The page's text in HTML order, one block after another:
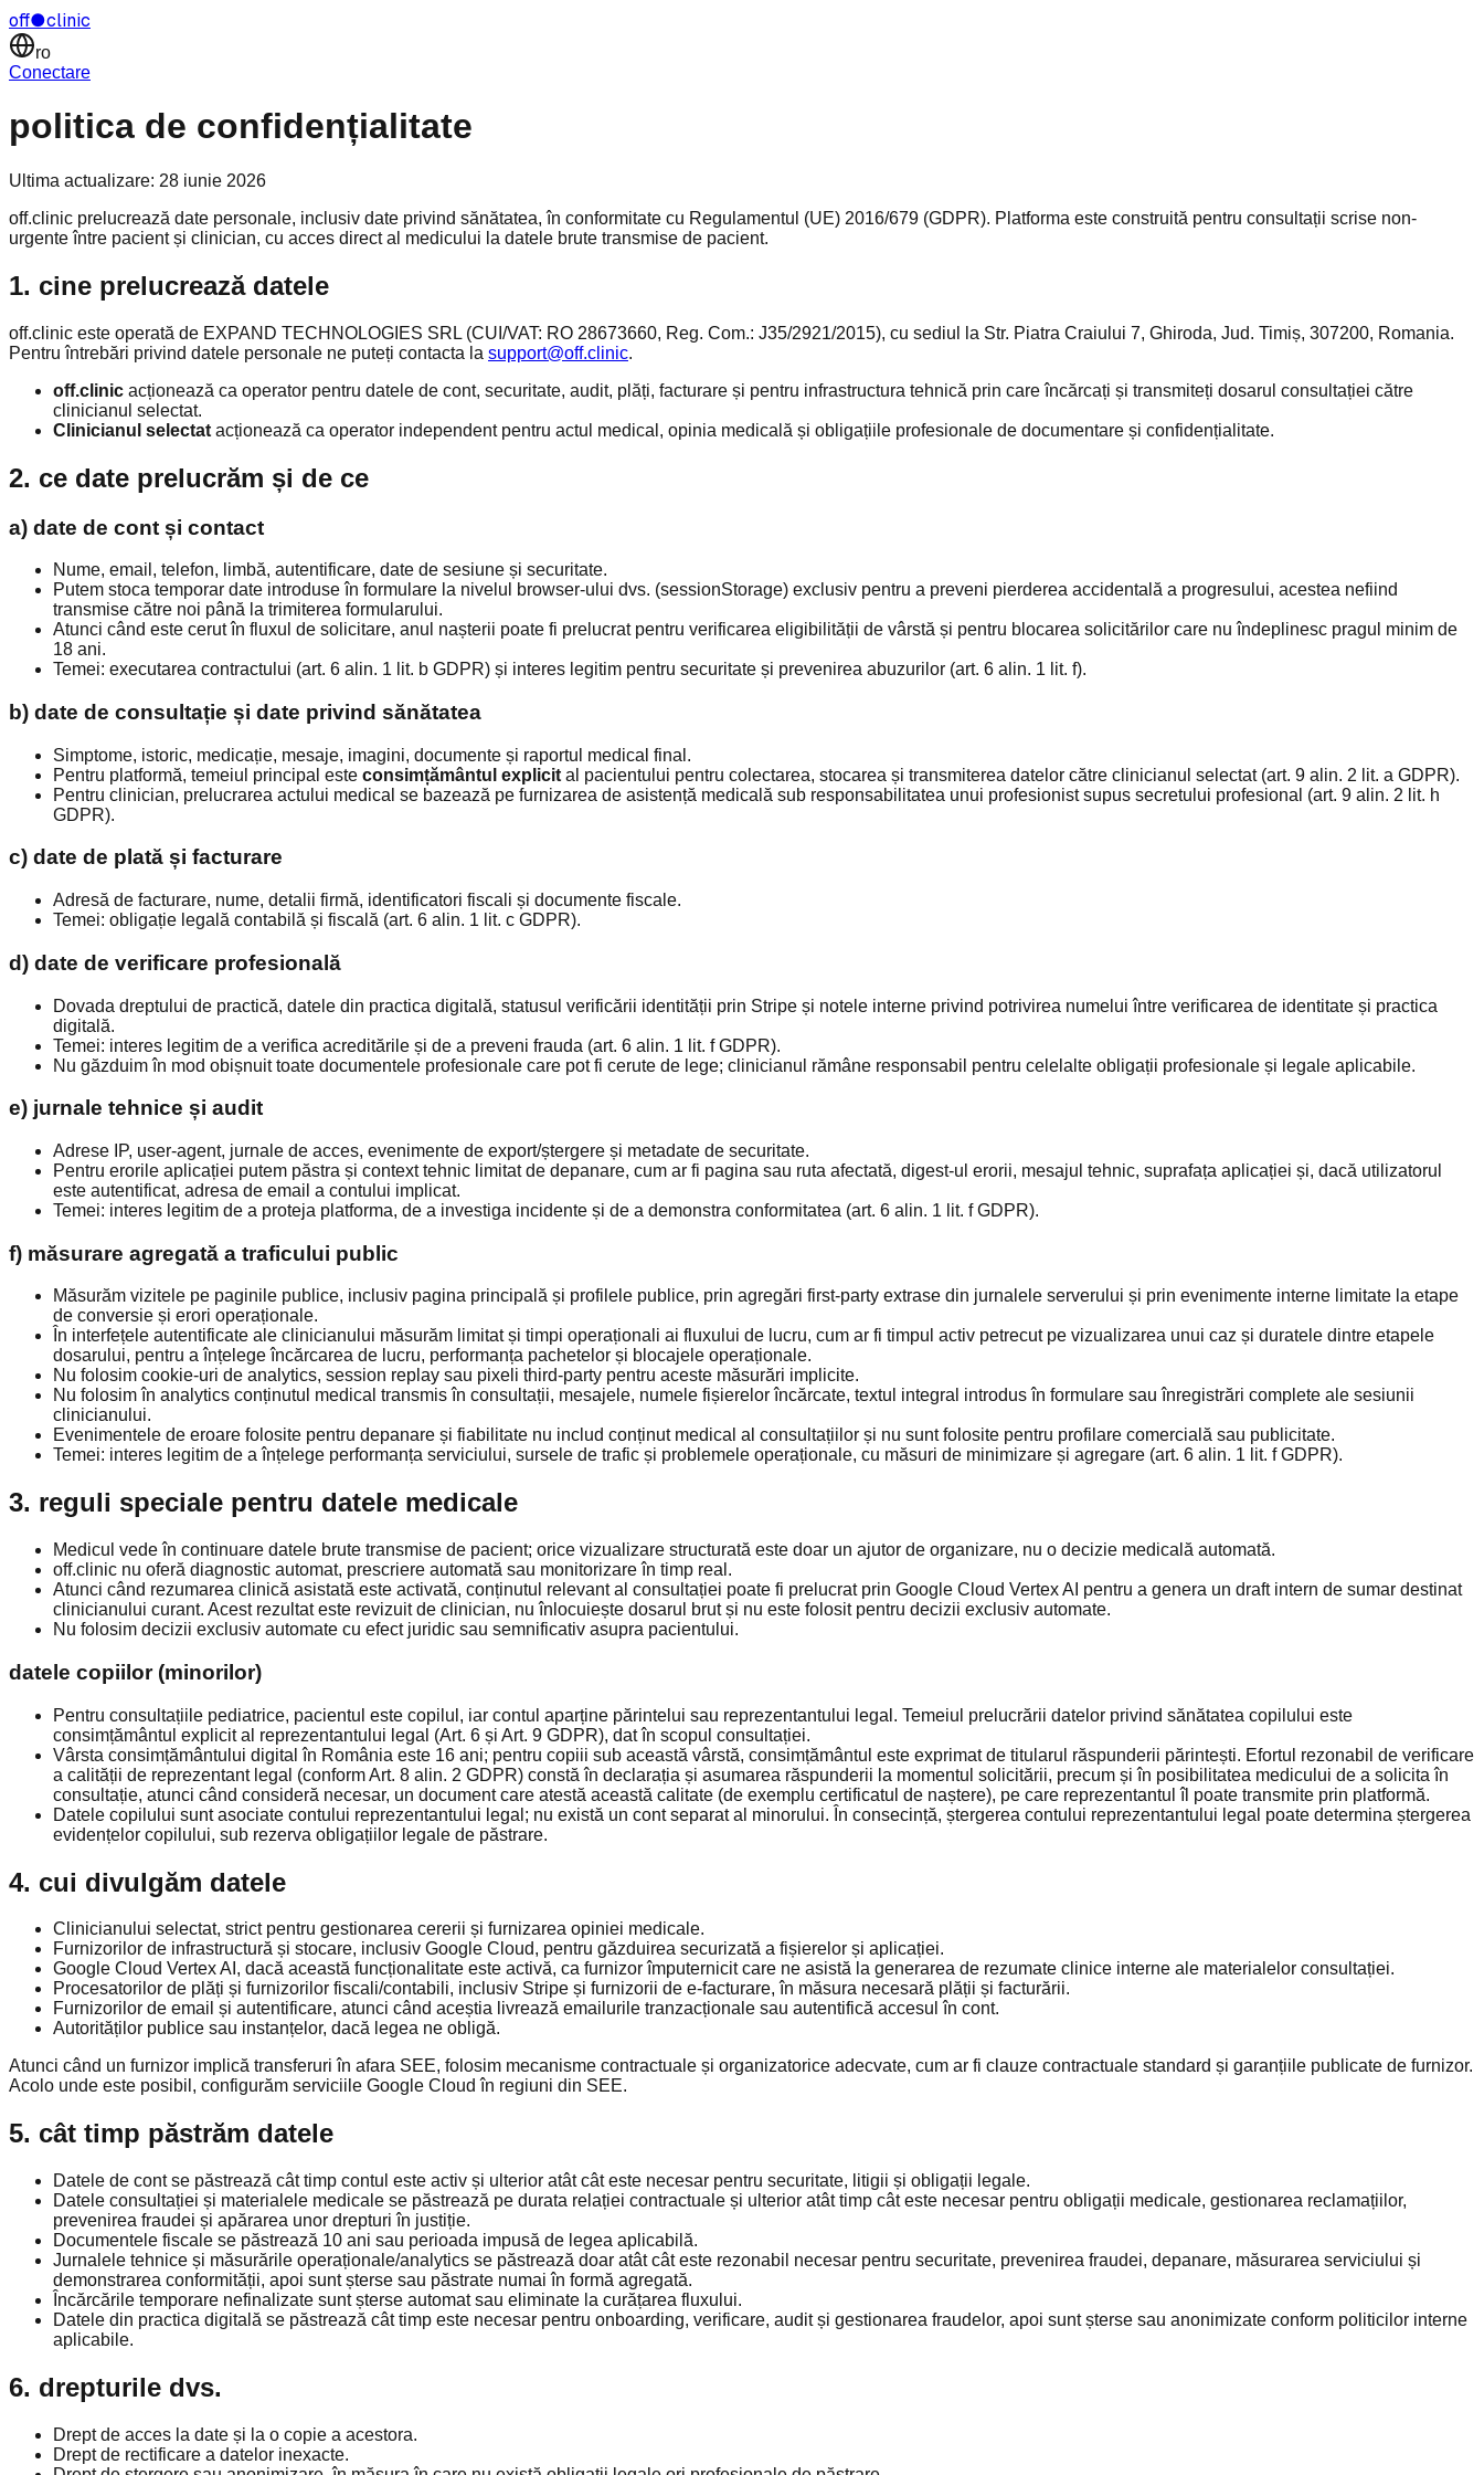
off●clinic
ro
Conectare
politica de confidențialitate
Ultima actualizare: 28 iunie 2026
off.clinic prelucrează date personale, inclusiv date privind sănătatea, în conformitate cu Regulamentul (UE) 2016/679 (GDPR). Platforma este construită pentru consultații scrise non-
urgente între pacient și clinician, cu acces direct al medicului la datele brute transmise de pacient.
1. cine prelucrează datele
off.clinic este operată de EXPAND TECHNOLOGIES SRL (CUI/VAT: RO 28673660, Reg. Com.: J35/2921/2015), cu sediul la Str. Piatra Craiului 7, Ghiroda, Jud. Timiș, 307200, Romania.
Pentru întrebări privind datele personale ne puteți contacta la support@off.clinic.
off.clinic acționează ca operator pentru datele de cont, securitate, audit, plăți, facturare și pentru infrastructura tehnică prin care încărcați și transmiteți dosarul consultației către
clinicianul selectat.
Clinicianul selectat acționează ca operator independent pentru actul medical, opinia medicală și obligațiile profesionale de documentare și confidențialitate.
2. ce date prelucrăm și de ce
a) date de cont și contact
Nume, email, telefon, limbă, autentificare, date de sesiune și securitate.
Putem stoca temporar date introduse în formulare la nivelul browser-ului dvs. (sessionStorage) exclusiv pentru a preveni pierderea accidentală a progresului, acestea nefiind
transmise către noi până la trimiterea formularului.
Atunci când este cerut în fluxul de solicitare, anul nașterii poate fi prelucrat pentru verificarea eligibilității de vârstă și pentru blocarea solicitărilor care nu îndeplinesc pragul minim de
18 ani.
Temei: executarea contractului (art. 6 alin. 1 lit. b GDPR) și interes legitim pentru securitate și prevenirea abuzurilor (art. 6 alin. 1 lit. f).
b) date de consultație și date privind sănătatea
Simptome, istoric, medicație, mesaje, imagini, documente și raportul medical final.
Pentru platformă, temeiul principal este consimțământul explicit al pacientului pentru colectarea, stocarea și transmiterea datelor către clinicianul selectat (art. 9 alin. 2 lit. a GDPR).
Pentru clinician, prelucrarea actului medical se bazează pe furnizarea de asistență medicală sub responsabilitatea unui profesionist supus secretului profesional (art. 9 alin. 2 lit. h
GDPR).
c) date de plată și facturare
Adresă de facturare, nume, detalii firmă, identificatori fiscali și documente fiscale.
Temei: obligație legală contabilă și fiscală (art. 6 alin. 1 lit. c GDPR).
d) date de verificare profesională
Dovada dreptului de practică, datele din practica digitală, statusul verificării identității prin Stripe și notele interne privind potrivirea numelui între verificarea de identitate și practica
digitală.
Temei: interes legitim de a verifica acreditările și de a preveni frauda (art. 6 alin. 1 lit. f GDPR).
Nu găzduim în mod obișnuit toate documentele profesionale care pot fi cerute de lege; clinicianul rămâne responsabil pentru celelalte obligații profesionale și legale aplicabile.
e) jurnale tehnice și audit
Adrese IP, user-agent, jurnale de acces, evenimente de export/ștergere și metadate de securitate.
Pentru erorile aplicației putem păstra și context tehnic limitat de depanare, cum ar fi pagina sau ruta afectată, digest-ul erorii, mesajul tehnic, suprafața aplicației și, dacă utilizatorul
este autentificat, adresa de email a contului implicat.
Temei: interes legitim de a proteja platforma, de a investiga incidente și de a demonstra conformitatea (art. 6 alin. 1 lit. f GDPR).
f) măsurare agregată a traficului public
Măsurăm vizitele pe paginile publice, inclusiv pagina principală și profilele publice, prin agregări first-party extrase din jurnalele serverului și prin evenimente interne limitate la etape
de conversie și erori operaționale.
În interfețele autentificate ale clinicianului măsurăm limitat și timpi operaționali ai fluxului de lucru, cum ar fi timpul activ petrecut pe vizualizarea unui caz și duratele dintre etapele
dosarului, pentru a înțelege încărcarea de lucru, performanța pachetelor și blocajele operaționale.
Nu folosim cookie-uri de analytics, session replay sau pixeli third-party pentru aceste măsurări implicite.
Nu folosim în analytics conținutul medical transmis în consultații, mesajele, numele fișierelor încărcate, textul integral introdus în formulare sau înregistrări complete ale sesiunii
clinicianului.
Evenimentele de eroare folosite pentru depanare și fiabilitate nu includ conținut medical al consultațiilor și nu sunt folosite pentru profilare comercială sau publicitate.
Temei: interes legitim de a înțelege performanța serviciului, sursele de trafic și problemele operaționale, cu măsuri de minimizare și agregare (art. 6 alin. 1 lit. f GDPR).
3. reguli speciale pentru datele medicale
Medicul vede în continuare datele brute transmise de pacient; orice vizualizare structurată este doar un ajutor de organizare, nu o decizie medicală automată.
off.clinic nu oferă diagnostic automat, prescriere automată sau monitorizare în timp real.
Atunci când rezumarea clinică asistată este activată, conținutul relevant al consultației poate fi prelucrat prin Google Cloud Vertex AI pentru a genera un draft intern de sumar destinat
clinicianului curant. Acest rezultat este revizuit de clinician, nu înlocuiește dosarul brut și nu este folosit pentru decizii exclusiv automate.
Nu folosim decizii exclusiv automate cu efect juridic sau semnificativ asupra pacientului.
datele copiilor (minorilor)
Pentru consultațiile pediatrice, pacientul este copilul, iar contul aparține părintelui sau reprezentantului legal. Temeiul prelucrării datelor privind sănătatea copilului este
consimțământul explicit al reprezentantului legal (Art. 6 și Art. 9 GDPR), dat în scopul consultației.
Vârsta consimțământului digital în România este 16 ani; pentru copiii sub această vârstă, consimțământul este exprimat de titularul răspunderii părintești. Efortul rezonabil de verificare
a calității de reprezentant legal (conform Art. 8 alin. 2 GDPR) constă în declarația și asumarea răspunderii la momentul solicitării, precum și în posibilitatea medicului de a solicita în
consultație, atunci când consideră necesar, un document care atestă această calitate (de exemplu certificatul de naștere), pe care reprezentantul îl poate transmite prin platformă.
Datele copilului sunt asociate contului reprezentantului legal; nu există un cont separat al minorului. În consecință, ștergerea contului reprezentantului legal poate determina ștergerea
evidențelor copilului, sub rezerva obligațiilor legale de păstrare.
4. cui divulgăm datele
Clinicianului selectat, strict pentru gestionarea cererii și furnizarea opiniei medicale.
Furnizorilor de infrastructură și stocare, inclusiv Google Cloud, pentru găzduirea securizată a fișierelor și aplicației.
Google Cloud Vertex AI, dacă această funcționalitate este activă, ca furnizor împuternicit care ne asistă la generarea de rezumate clinice interne ale materialelor consultației.
Procesatorilor de plăți și furnizorilor fiscali/contabili, inclusiv Stripe și furnizorii de e-facturare, în măsura necesară plății și facturării.
Furnizorilor de email și autentificare, atunci când aceștia livrează emailurile tranzacționale sau autentifică accesul în cont.
Autorităților publice sau instanțelor, dacă legea ne obligă.
Atunci când un furnizor implică transferuri în afara SEE, folosim mecanisme contractuale și organizatorice adecvate, cum ar fi clauze contractuale standard și garanțiile publicate de furnizor.
Acolo unde este posibil, configurăm serviciile Google Cloud în regiuni din SEE.
5. cât timp păstrăm datele
Datele de cont se păstrează cât timp contul este activ și ulterior atât cât este necesar pentru securitate, litigii și obligații legale.
Datele consultației și materialele medicale se păstrează pe durata relației contractuale și ulterior atât timp cât este necesar pentru obligații medicale, gestionarea reclamațiilor,
prevenirea fraudei și apărarea unor drepturi în justiție.
Documentele fiscale se păstrează 10 ani sau perioada impusă de legea aplicabilă.
Jurnalele tehnice și măsurările operaționale/analytics se păstrează doar atât cât este rezonabil necesar pentru securitate, prevenirea fraudei, depanare, măsurarea serviciului și
demonstrarea conformității, apoi sunt șterse sau păstrate numai în formă agregată.
Încărcările temporare nefinalizate sunt șterse automat sau eliminate la curățarea fluxului.
Datele din practica digitală se păstrează cât timp este necesar pentru onboarding, verificare, audit și gestionarea fraudelor, apoi sunt șterse sau anonimizate conform politicilor interne
aplicabile.
6. drepturile dvs.
Drept de acces la date și la o copie a acestora.
Drept de rectificare a datelor inexacte.